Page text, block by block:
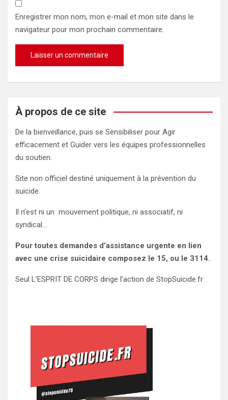
Enregistrer mon nom, mon e-mail et mon site dans le
navigateur pour mon prochain commentaire.
À propos de ce site
De la bienveillance, puis se Sensibiliser pour Agir
efficacement et Guider vers les équipes professionnelles
du soutien.
Site non officiel destiné uniquement à la prévention du
suicide.
Il n’est ni un mouvement politique, ni associatif, ni
syndical…
Pour toutes demandes d’assistance urgente en lien
avec une crise suicidaire composez le 15, ou le 3114.
Seul L’ESPRIT DE CORPS dirige l’action de StopSuicide.fr .